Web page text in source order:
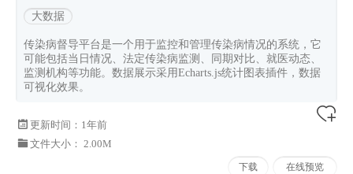
大数据
传染病督导平台是一个用于监控和管理传染病情况的系统，它
可能包括当日情况、法定传染病监测、同期对比、就医动态、
监测机构等功能。数据展示采用Echarts.js统计图表插件，数据
可视化效果。
更新时间： 1年前
文件大小： 2.00M
下载 在线预览